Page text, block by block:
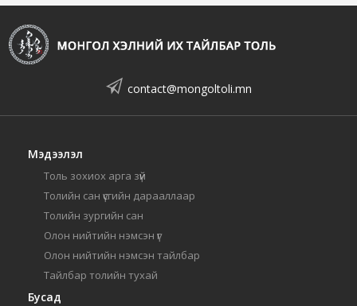
contact@mongoltoli.mn
Мэдээлэл
Толь зохиох арга зүй
Толийн сан үсгийн дарааллаар
Толийн зургийн сан
Олон нийтийн нэмсэн үг
Олон нийтийн нэмсэн тайлбар
Тайлбар толийн тухай
Бусад